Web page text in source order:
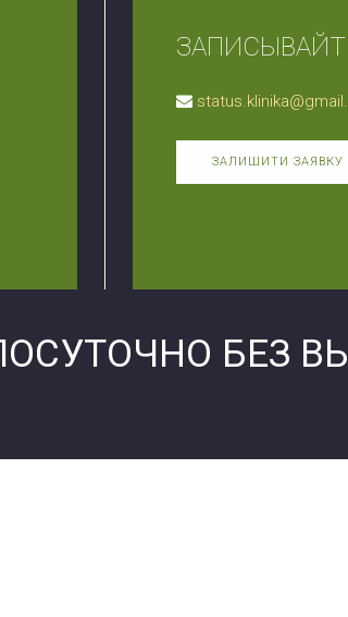
ЗАЛИШИТИ ЗАЯВКУ
БЕЗ